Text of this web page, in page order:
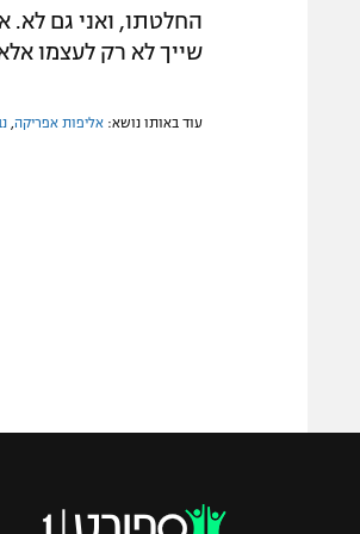
החלטתו, ואני גם לא.
שייך לא רק לעצמו
עוד באותו נושא: אליפות אפריקה